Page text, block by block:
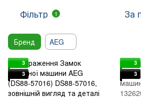
Фільтр 1 За
Бренд AEG
3
3
3
3